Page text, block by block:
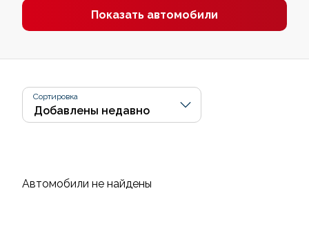
Показать автомобили
Сортировка
Автомобили не найдены